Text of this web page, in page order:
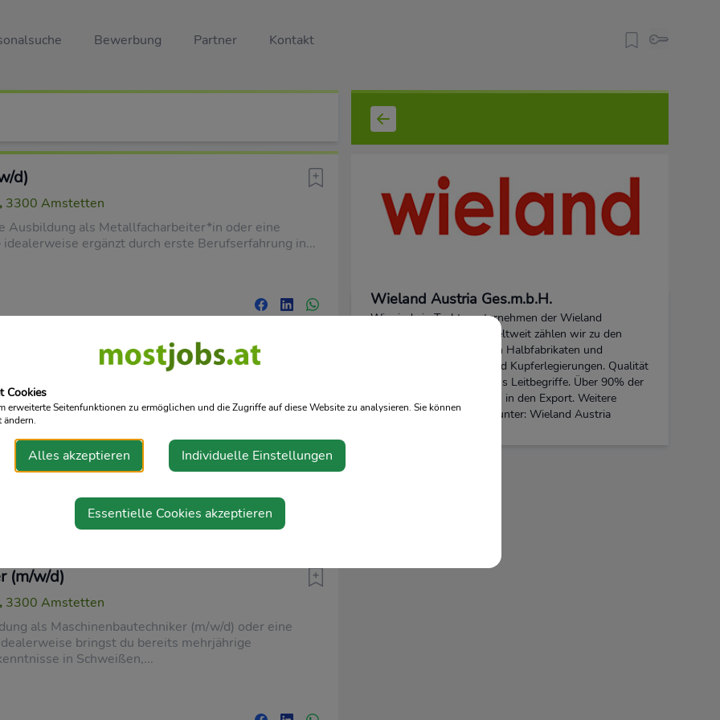
Bewerbung Partner Kontakt
d)
, 3300 Amstetten
Ausbildung als Metallfacharbeiter*in oder eine
ergänzt durch erste Berufserfahrung in...
w/d)
,3300 Amstetten
technische Ausbildung im Metallbereich ist
Staplerschein wäre ein Plus.Technik
(m/w/d)
, 3300 Amstetten
als Maschinenbautechniker (m/w/d) oder eine
bringst du bereits mehrjährige
in Schweißen,...
Wieland Austria Ges.m.b.H.
Wir sind ein Tochterunternehmen der Wieland
Unternehmensgruppe. Weltweit zählen wir zu den
führenden Herstellern von Halbfabrikaten und
Fertigteilen aus Kupfer und Kupferlegierungen. Qualität
und Flexibilität sind für uns Leitbegriffe. Über 90% der
erzeugten Produkte gehen in den Export. Weitere
Informationen finden Sie unter: Wieland Austria
Cookies
erweiterte Seitenfunktionen zu ermöglichen und die Zugriffe auf diese Website zu analysieren. Sie können
ändern.
Alles akzeptieren Individuelle Einstellungen
Essentielle Cookies akzeptieren